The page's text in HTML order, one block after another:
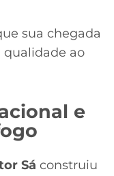
sua chegada
qualidade ao
e
Sá construiu